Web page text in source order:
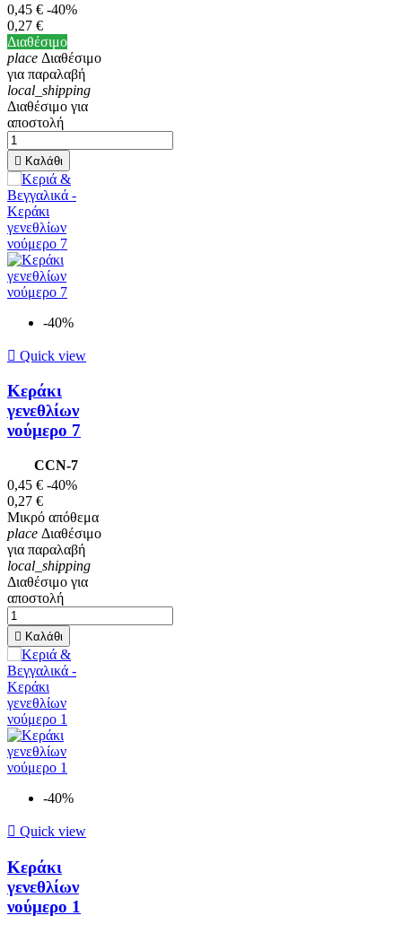
0,45 € -40%
0,27 €
Διαθέσιμο
place Διαθέσιμο
για παραλαβή
local_shipping
Διαθέσιμο για
αποστολή
 Καλάθι
-40%
 Quick view
Κεράκι
γενεθλίων
νούμερο 7
CCN-7
0,45 € -40%
0,27 €
Μικρό απόθεμα
place Διαθέσιμο
για παραλαβή
local_shipping
Διαθέσιμο για
αποστολή
 Καλάθι
-40%
 Quick view
Κεράκι
γενεθλίων
νούμερο 1